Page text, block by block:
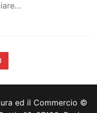
ed il Commercio ©